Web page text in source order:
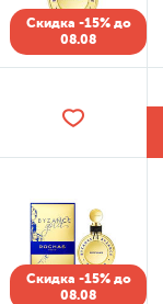
Скидка -15% до
08.08
Скидка -15% до
08.08